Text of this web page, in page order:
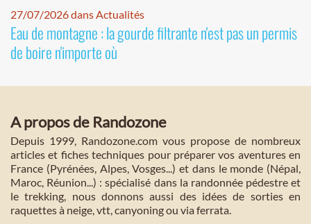
27/07/2026 dans Actualités
Eau de montagne : la gourde filtrante n'est pas un permis
de boire n'importe où
A propos de Randozone
Depuis 1999, Randozone.com vous propose de nombreux
articles et fiches techniques pour préparer vos aventures en
France (Pyrénées, Alpes, Vosges...) et dans le monde (Népal,
Maroc, Réunion...) : spécialisé dans la randonnée pédestre et
le trekking, nous donnons aussi des idées de sorties en
raquettes à neige, vtt, canyoning ou via ferrata.